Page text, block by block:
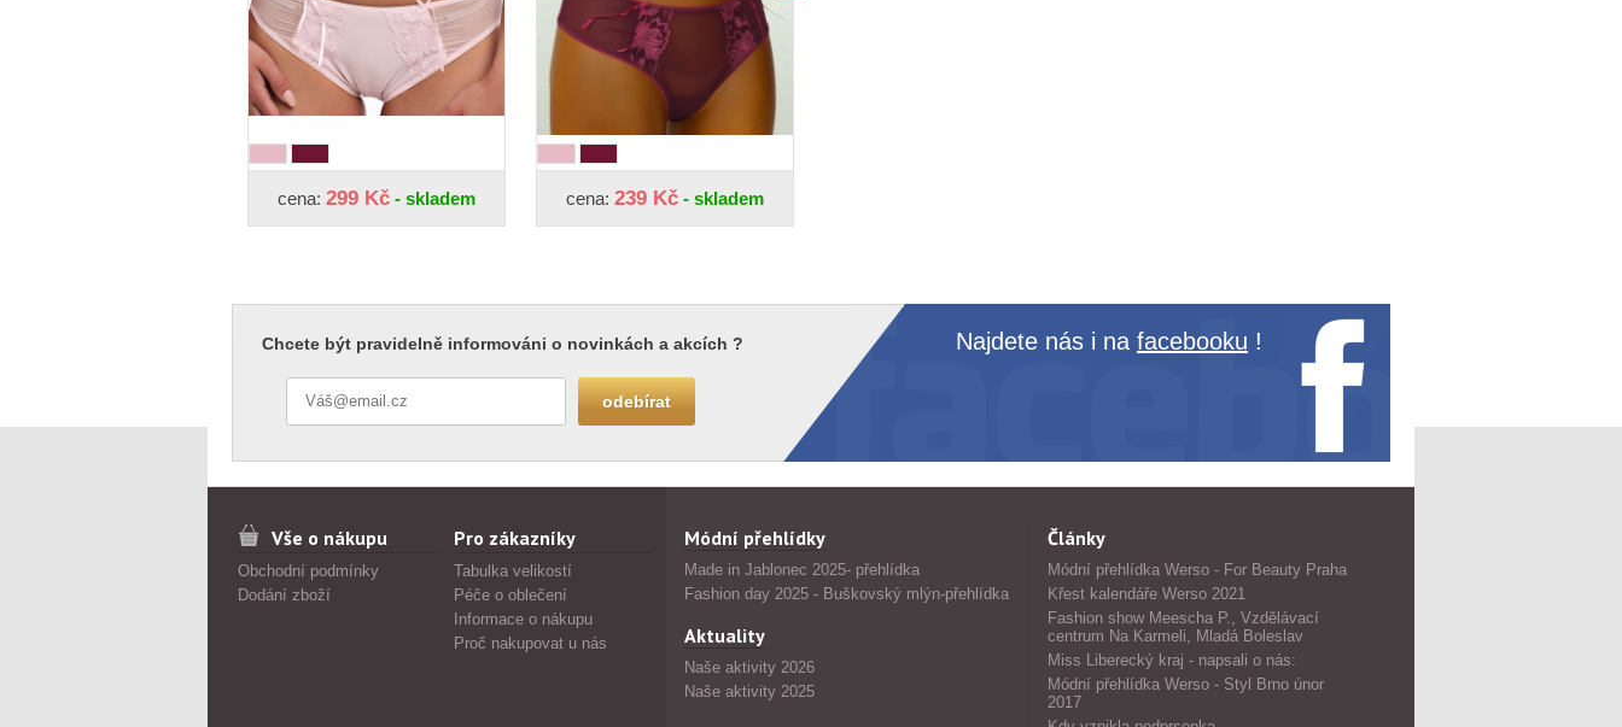
cena: 299 Kč - skladem cena: 239 Kč - skladem
Chcete být pravidelně informováni o novinkách a akcích ? Najdete nás i na facebooku !
Vše o nákupu
Obchodní podmínky
Dodání zboží
Pro zákazníky
Tabulka velikostí
Péče o oblečení
Informace o nákupu
Proč nakupovat u nás
Módní přehlídky
Made in Jablonec 2025- přehlídka
Fashion day 2025 - Buškovský mlýn-přehlídka
Aktuality
Naše aktivity 2026
Naše aktivity 2025
Články
Módní přehlídka Werso - For Beauty Praha
Křest kalendáře Werso 2021
Fashion show Meescha P., Vzdělávací
centrum Na Karmeli, Mladá Boleslav
Miss Liberecký kraj - napsali o nás:
Módní přehlídka Werso - Styl Brno únor
2017